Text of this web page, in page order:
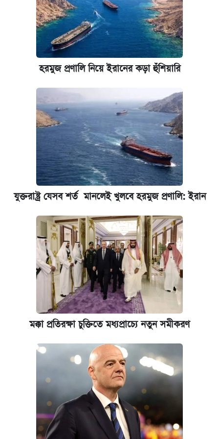
হরমুজ প্রণালি নিয়ে ইরানের কড়া হুঁশিয়ারি
যুক্তরাষ্ট্র যেসব শর্ত মানলেই খুলবে হরমুজ প্রণালি: ইরান
মক্কা প্রতিরক্ষা চুক্তিতে মধ্যপ্রাচ্যে নতুন সমীকরণ